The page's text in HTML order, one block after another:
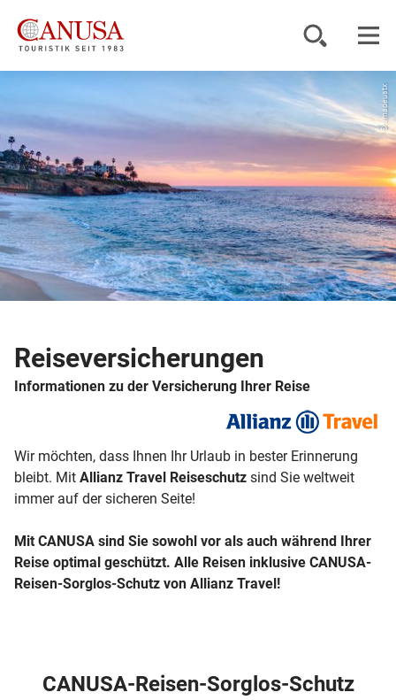
Reisearten
Inspiration
Service
© amadeustx
Reiseversicherungen
Informationen zu der Versicherung Ihrer Reise
Wir möchten, dass Ihnen Ihr Urlaub in bester Erinnerung
bleibt. Mit Allianz Travel Reiseschutz sind Sie weltweit
immer auf der sicheren Seite!
Mit CANUSA sind Sie sowohl vor als auch während Ihrer
Reise optimal geschützt. Alle Reisen inklusive CANUSA-
Reisen-Sorglos-Schutz von Allianz Travel!
CANUSA-Reisen-Sorglos-Schutz